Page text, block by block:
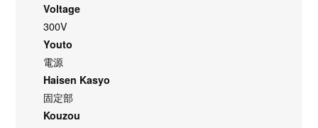
Voltage
300V
Youto
電源
Haisen Kasyo
固定部
Kouzou